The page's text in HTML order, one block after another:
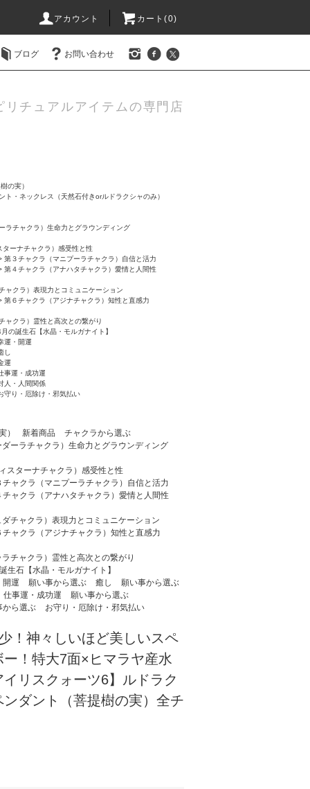
アカウント カート(0)
ブログ お問い合わせ
チュアルアイテムの専門店
の実）
ト・ネックレス（天然石付きorルドラクシャのみ）
ラチャクラ）生命力とグラウンディング
ーナチャクラ）感受性と性
第３チャクラ（マニプーラチャクラ）自信と活力
第４チャクラ（アナハタチャクラ）愛情と人間性
ャクラ）表現力とコミュニケーション
第６チャクラ（アジナチャクラ）知性と直感力
ャクラ）霊性と高次との繋がり
月の誕生石【水晶・モルガナイト】
運・開運
し
運
事運・成功運
人・人間関係
守り・厄除け・邪気払い
） 新着商品
チャクラから選ぶ
ーラチャクラ）生命力とグラウンディング
スターナチャクラ）感受性と性
チャクラ（マニプーラチャクラ）自信と活力
チャクラ（アナハタチャクラ）愛情と人間性
チャクラ）表現力とコミュニケーション
チャクラ（アジナチャクラ）知性と直感力
チャクラ）霊性と高次との繋がり
生石【水晶・モルガナイト】
開運 願い事から選ぶ 癒し
願い事から選ぶ
仕事運・成功運
願い事から選ぶ
から選ぶ お守り・厄除け・邪気払い
少！神々しいほど美しいスペ
ー！特大7面×ヒマラヤ産水
リスクォーツ6】ルドラク
ンダント（菩提樹の実）全チ